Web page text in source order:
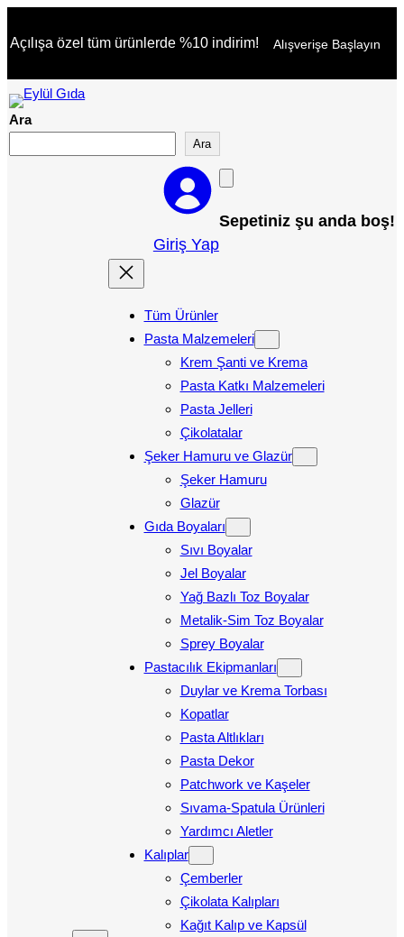
geç
Açılışa özel tüm ürünlerde %10 indirim! Alışverişe Başlayın
Ara
Ara
Giriş Yap
Sepetiniz şu anda boş!
Tüm Ürünler
Pasta Malzemeleri
Krem Şanti ve Krema
Pasta Katkı Malzemeleri
Pasta Jelleri
Çikolatalar
Şeker Hamuru ve Glazür
Şeker Hamuru
Glazür
Gıda Boyaları
Sıvı Boyalar
Jel Boyalar
Yağ Bazlı Toz Boyalar
Metalik-Sim Toz Boyalar
Sprey Boyalar
Pastacılık Ekipmanları
Duylar ve Krema Torbası
Kopatlar
Pasta Altlıkları
Pasta Dekor
Patchwork ve Kaşeler
Sıvama-Spatula Ürünleri
Yardımcı Aletler
Kalıplar
Çemberler
Çikolata Kalıpları
Kağıt Kalıp ve Kapsül